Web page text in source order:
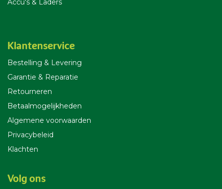
Accu's & Laders
Klantenservice
Bestelling & Levering
Garantie & Reparatie
Retourneren
Betaalmogelijkheden
Algemene voorwaarden
Privacybeleid
Klachten
Volg ons